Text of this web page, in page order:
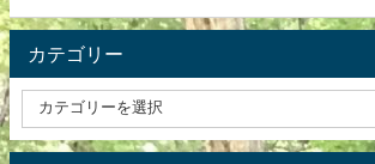
カテゴリー